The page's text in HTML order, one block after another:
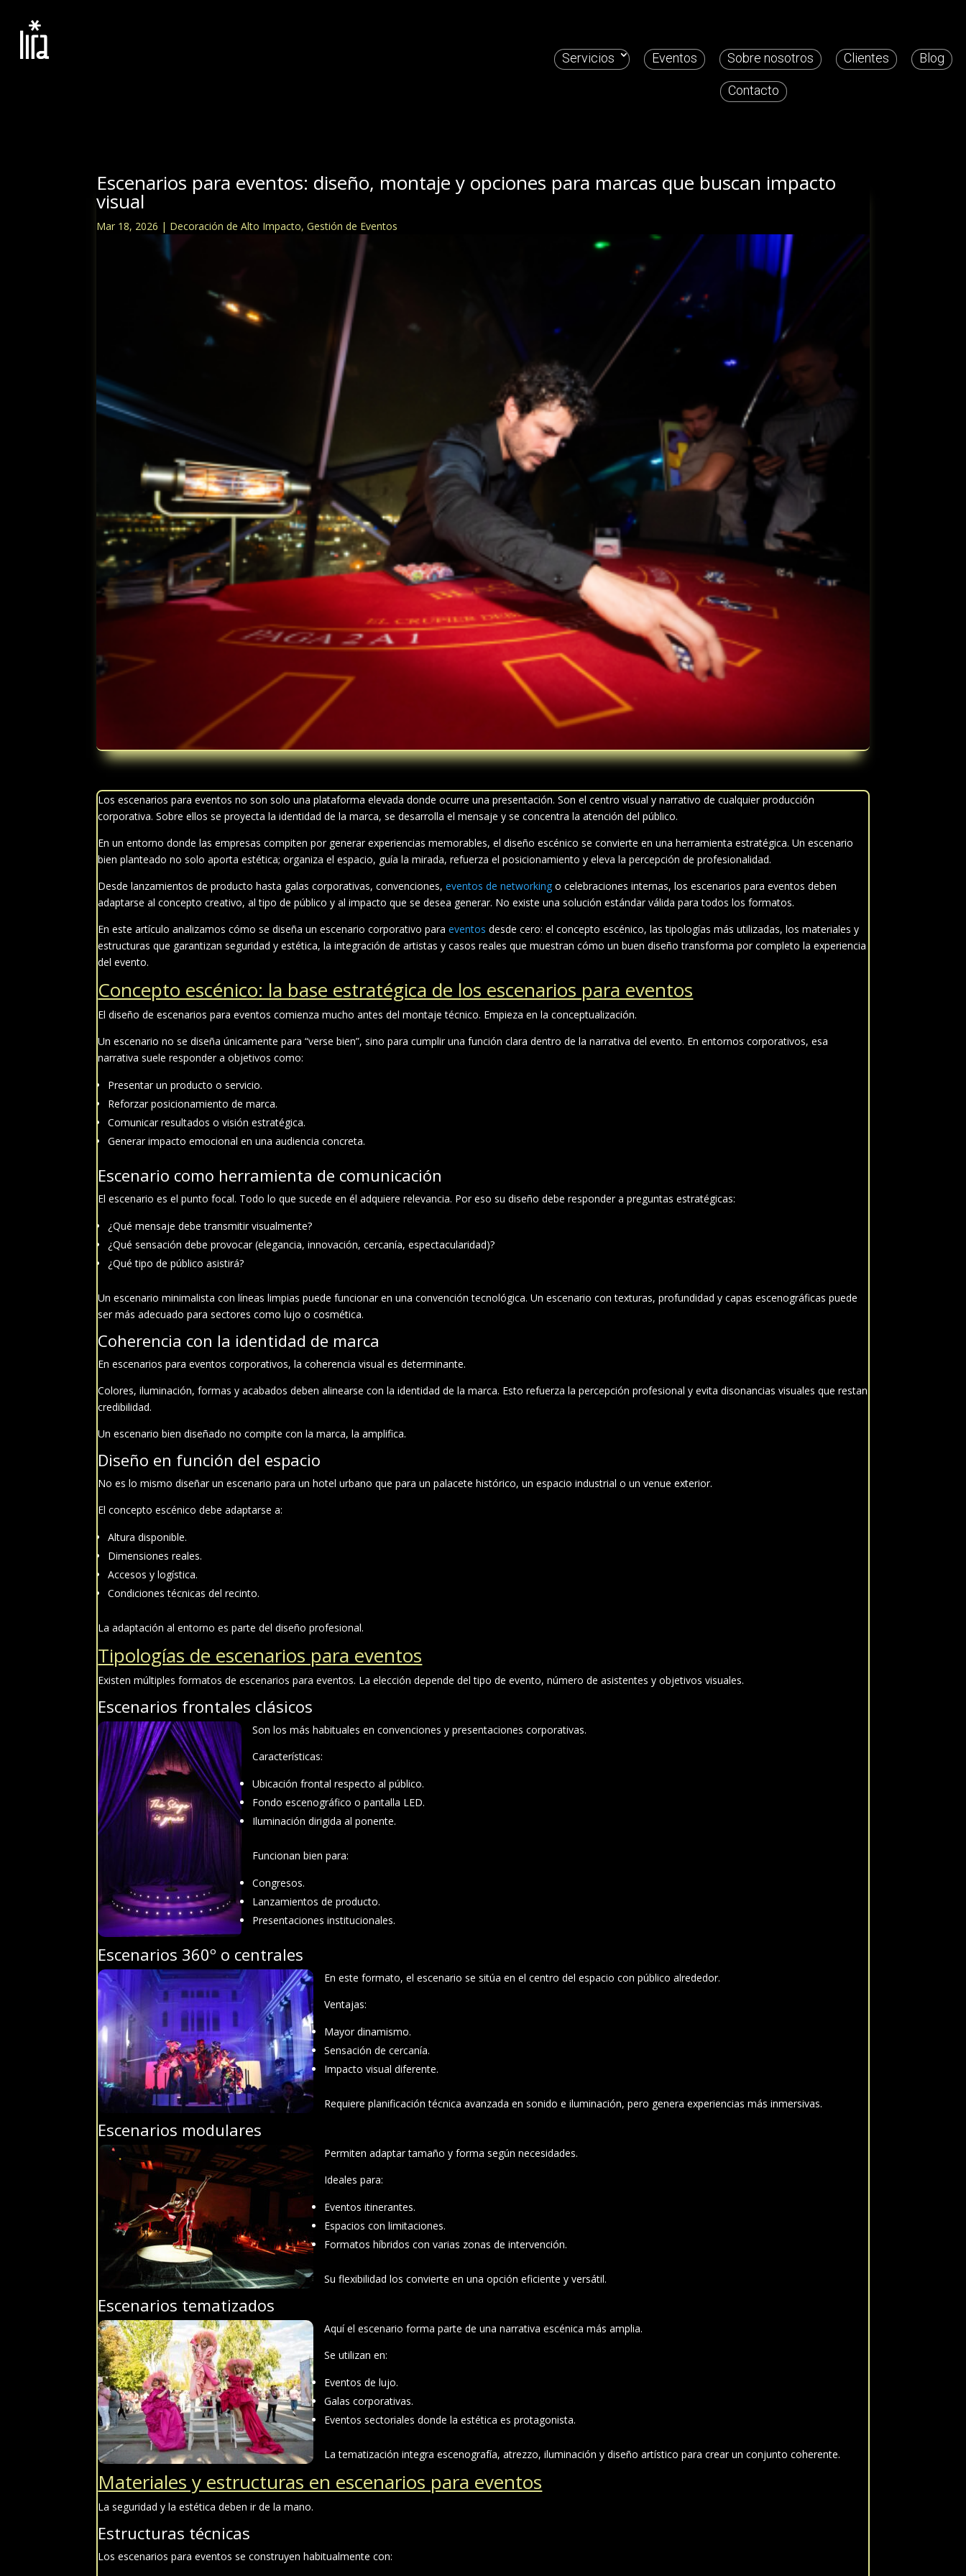
Servicios Eventos Sobre nosotros Clientes Blog
Contacto
Escenarios para eventos: diseño, montaje y opciones para marcas que buscan impacto
visual
Mar 18, 2026 | Decoración de Alto Impacto,Gestión de Eventos
Los escenarios para eventos no son solo una plataforma elevada donde ocurre una presentación. Son el centro visual y narrativo de cualquier producción
corporativa. Sobre ellos se proyecta la identidad de la marca, se desarrolla el mensaje y se concentra la atención del público.
En un entorno donde las empresas compiten por generar experiencias memorables, el diseño escénico se convierte en una herramienta estratégica. Un escenario
bien planteado no solo aporta estética; organiza el espacio, guía la mirada, refuerza el posicionamiento y eleva la percepción de profesionalidad.
Desde lanzamientos de producto hasta galas corporativas, convenciones,eventos de networking o celebraciones internas, los escenarios para eventos deben
adaptarse al concepto creativo, al tipo de público y al impacto que se desea generar. No existe una solución estándar válida para todos los formatos.
En este artículo analizamos cómo se diseña un escenario corporativo paraeventos desde cero: el concepto escénico, las tipologías más utilizadas, los materiales y
estructuras que garantizan seguridad y estética, la integración de artistas y casos reales que muestran cómo un buen diseño transforma por completo la experiencia
del evento.
Concepto escénico: la base estratégica de los escenarios para eventos
El diseño de escenarios para eventos comienza mucho antes del montaje técnico. Empieza en la conceptualización.
Un escenario no se diseña únicamente para “verse bien”, sino para cumplir una función clara dentro de la narrativa del evento. En entornos corporativos, esa
narrativa suele responder a objetivos como:
Presentar un producto o servicio.
Reforzar posicionamiento de marca.
Comunicar resultados o visión estratégica.
Generar impacto emocional en una audiencia concreta.
Escenario como herramienta de comunicación
El escenario es el punto focal. Todo lo que sucede en él adquiere relevancia. Por eso su diseño debe responder a preguntas estratégicas:
¿Qué mensaje debe transmitir visualmente?
¿Qué sensación debe provocar (elegancia, innovación, cercanía, espectacularidad)?
¿Qué tipo de público asistirá?
Un escenario minimalista con líneas limpias puede funcionar en una convención tecnológica. Un escenario con texturas, profundidad y capas escenográficas puede
ser más adecuado para sectores como lujo o cosmética.
Coherencia con la identidad de marca
En escenarios para eventos corporativos, la coherencia visual es determinante.
Colores, iluminación, formas y acabados deben alinearse con la identidad de la marca. Esto refuerza la percepción profesional y evita disonancias visuales que restan
credibilidad.
Un escenario bien diseñado no compite con la marca, la amplifica.
Diseño en función del espacio
No es lo mismo diseñar un escenario para un hotel urbano que para un palacete histórico, un espacio industrial o un venue exterior.
El concepto escénico debe adaptarse a:
Altura disponible.
Dimensiones reales.
Accesos y logística.
Condiciones técnicas del recinto.
La adaptación al entorno es parte del diseño profesional.
Tipologías de escenarios para eventos
Existen múltiples formatos de escenarios para eventos. La elección depende del tipo de evento, número de asistentes y objetivos visuales.
Escenarios frontales clásicos
Son los más habituales en convenciones y presentaciones corporativas.
Características:
Ubicación frontal respecto al público.
Fondo escenográfico o pantalla LED.
Iluminación dirigida al ponente.
Funcionan bien para:
Congresos.
Lanzamientos de producto.
Presentaciones institucionales.
Escenarios 360º o centrales
En este formato, el escenario se sitúa en el centro del espacio con público alrededor.
Ventajas:
Mayor dinamismo.
Sensación de cercanía.
Impacto visual diferente.
Requiere planificación técnica avanzada en sonido e iluminación, pero genera experiencias más inmersivas.
Escenarios modulares
Permiten adaptar tamaño y forma según necesidades.
Ideales para:
Eventos itinerantes.
Espacios con limitaciones.
Formatos híbridos con varias zonas de intervención.
Su flexibilidad los convierte en una opción eficiente y versátil.
Escenarios tematizados
Aquí el escenario forma parte de una narrativa escénica más amplia.
Se utilizan en:
Eventos de lujo.
Galas corporativas.
Eventos sectoriales donde la estética es protagonista.
La tematización integra escenografía, atrezzo, iluminación y diseño artístico para crear un conjunto coherente.
Materiales y estructuras en escenarios para eventos
La seguridad y la estética deben ir de la mano.
Estructuras técnicas
Los escenarios para eventos se construyen habitualmente con: